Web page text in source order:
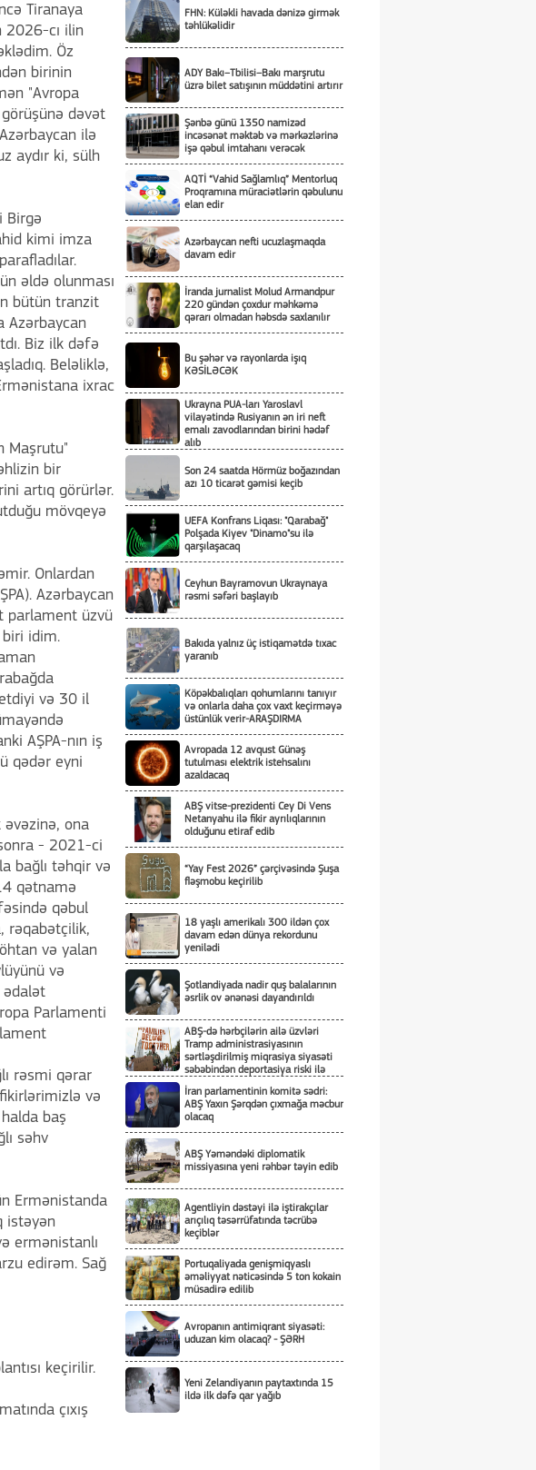
Tiranaya
2026-cı ilin
Öz
birinin
"Avropa
dəvət
ilə
aydır ki, sülh
Birgə
kimi imza
əldə olunması
bütün tranzit
Azərbaycan
Biz ilk dəfə
Beləliklə,
ixrac
Maşrutu"
bir
artıq görürlər.
mövqeyə
Onlardan
Azərbaycan
parlament üzvü
biri idim.
və 30 il
AŞPA-nın iş
qədər eyni
ona
- 2021-ci
bağlı təhqir və
qətnamə
qəbul
rəqabətçilik,
və yalan
və
ədalət
Parlamenti
rəsmi qərar
və
baş
səhv
Ermənistanda
istəyən
ermənistanlı
edirəm. Sağ
keçirilir.
çıxış
FHN: Küləkli havada dənizə girmək
təhlükəlidir
ADY Bakı–Tbilisi–Bakı marşrutu
üzrə bilet satışının müddətini artırır
Şənbə günü 1350 namizəd
incəsənət məktəb və mərkəzlərinə
işə qəbul imtahanı verəcək
AQTİ “Vahid Sağlamlıq” Mentorluq
Proqramına müraciətlərin qəbulunu
elan edir
Azərbaycan nefti ucuzlaşmaqda
davam edir
İranda jurnalist Molud Armandpur
220 gündən çoxdur məhkəmə
qərarı olmadan həbsdə saxlanılır
Bu şəhər və rayonlarda işıq
KƏSİLƏCƏK
Ukrayna PUA-ları Yaroslavl
vilayətində Rusiyanın ən iri neft
emalı zavodlarından birini hədəf
alıb
Son 24 saatda Hörmüz boğazından
azı 10 ticarət gəmisi keçib
UEFA Konfrans Liqası: "Qarabağ"
Polşada Kiyev "Dinamo"su ilə
qarşılaşacaq
Ceyhun Bayramovun Ukraynaya
rəsmi səfəri başlayıb
Bakıda yalnız üç istiqamətdə tıxac
yaranıb
Köpəkbalıqları qohumlarını tanıyır
və onlarla daha çox vaxt keçirməyə
üstünlük verir-ARAŞDIRMA
Avropada 12 avqust Günəş
tutulması elektrik istehsalını
azaldacaq
ABŞ vitse-prezidenti Cey Di Vens
Netanyahu ilə fikir ayrılıqlarının
olduğunu etiraf edib
“Yay Fest 2026” çərçivəsində Şuşa
fləşmobu keçirilib
18 yaşlı amerikalı 300 ildən çox
davam edən dünya rekordunu
yenilədi
Şotlandiyada nadir quş balalarının
əsrlik ov ənənəsi dayandırıldı
ABŞ-də hərbçilərin ailə üzvləri
Tramp administrasiyasının
sərtləşdirilmiş miqrasiya siyasəti
səbəbindən deportasiya riski ilə
üzləşiblər
İran parlamentinin komitə sədri:
ABŞ Yaxın Şərqdən çıxmağa məcbur
olacaq
ABŞ Yəməndəki diplomatik
missiyasına yeni rəhbər təyin edib
Agentliyin dəstəyi ilə iştirakçılar
arıçılıq təsərrüfatında təcrübə
keçiblər
Portuqaliyada genişmiqyaslı
əməliyyat nəticəsində 5 ton kokain
müsadirə edilib
Avropanın antimiqrant siyasəti:
uduzan kim olacaq? - ŞƏRH
Yeni Zelandiyanın paytaxtında 15
ildə ilk dəfə qar yağıb